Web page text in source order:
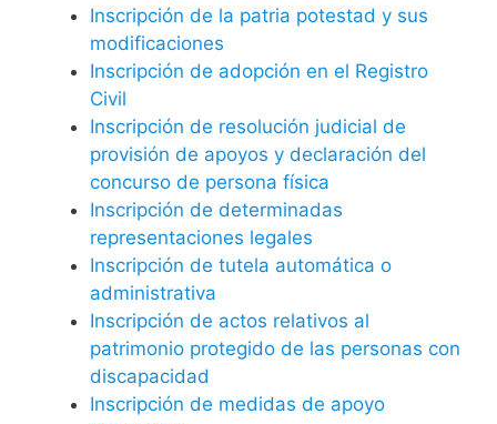
Inscripción de la patria potestad y sus
modificaciones
Inscripción de adopción en el Registro
Civil
Inscripción de resolución judicial de
provisión de apoyos y declaración del
concurso de persona física
Inscripción de determinadas
representaciones legales
Inscripción de tutela automática o
administrativa
Inscripción de actos relativos al
patrimonio protegido de las personas con
discapacidad
Inscripción de medidas de apoyo